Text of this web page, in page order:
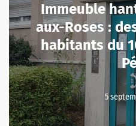
Immeuble
aux-Roses :
habitants du
5